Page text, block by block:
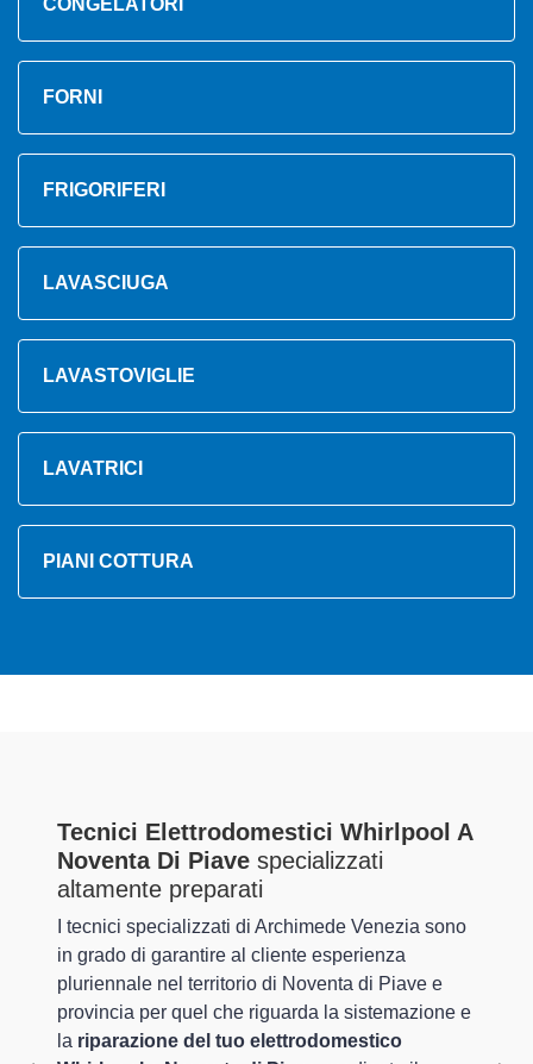
CONGELATORI
FORNI
FRIGORIFERI
LAVASCIUGA
LAVASTOVIGLIE
LAVATRICI
PIANI COTTURA
Tecnici Elettrodomestici Whirlpool A
Noventa Di Piave specializzati
altamente preparati
I tecnici specializzati di Archimede Venezia sono
in grado di garantire al cliente esperienza
pluriennale nel territorio di Noventa di Piave e
provincia per quel che riguarda la sistemazione e
la riparazione del tuo elettrodomestico